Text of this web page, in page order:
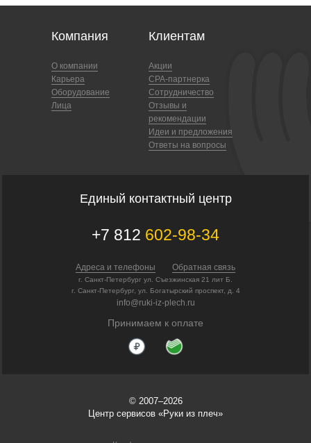
Компания
О компании
Карьера
Оборудование
Лица
Клиентам
Акции
CPA-партнерка
Сотрудничество
Отзывы и
рекомендации
Идеи и предложения
Ответы на вопросы
Единый контактный центр
+7 812 602-98-34
Адреса и телефоны Обратная связь
г. Санкт-Петербург ул. Съезжинская 21 лит Б.
г. Санкт-Петербург, ул. Богатырский проспект, д. 4
info@ruki-iz-plech.ru
Принимаем к оплате
© 2007–2026
Центр сервисов «Руки из плеч»